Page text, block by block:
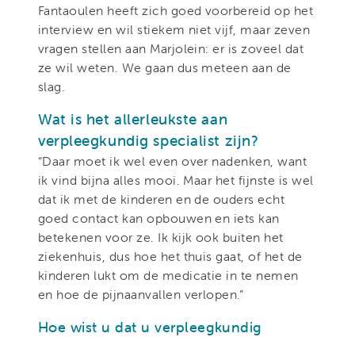
Fantaoulen heeft zich goed voorbereid op het
interview en wil stiekem niet vijf, maar zeven
vragen stellen aan Marjolein: er is zoveel dat
ze wil weten. We gaan dus meteen aan de
slag.
Wat is het allerleukste aan
verpleegkundig specialist zijn?
“Daar moet ik wel even over nadenken, want
ik vind bijna alles mooi. Maar het fijnste is wel
dat ik met de kinderen en de ouders echt
goed contact kan opbouwen en iets kan
betekenen voor ze. Ik kijk ook buiten het
ziekenhuis, dus hoe het thuis gaat, of het de
kinderen lukt om de medicatie in te nemen
en hoe de pijnaanvallen verlopen.”
Hoe wist u dat u verpleegkundig